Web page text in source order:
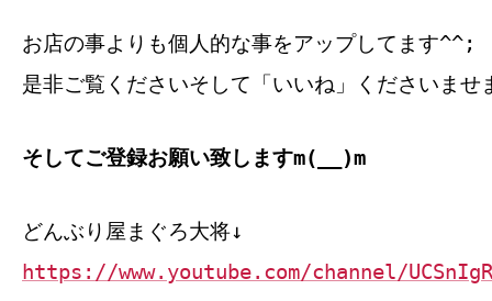
お店の事よりも個人的な事をアップしてます^^;
是非ご覧くださいそして「いいね」くださいませ
そしてご登録お願い致しますm(__)m
どんぶり屋まぐろ大将↓
https://www.youtube.com/channel/